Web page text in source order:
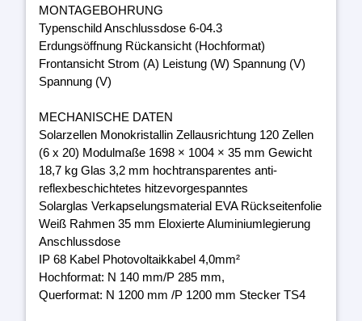
MONTAGEBOHRUNG
Typenschild Anschlussdose 6-04.3
Erdungsöffnung Rückansicht (Hochformat)
Frontansicht Strom (A) Leistung (W) Spannung (V)
Spannung (V)
MECHANISCHE DATEN
Solarzellen Monokristallin Zellausrichtung 120 Zellen
(6 x 20) Modulmaße 1698 × 1004 × 35 mm Gewicht
18,7 kg Glas 3,2 mm hochtransparentes anti-
reflexbeschichtetes hitzevorgespanntes
Solarglas Verkapselungsmaterial EVA Rückseitenfolie
Weiß Rahmen 35 mm Eloxierte Aluminiumlegierung
Anschlussdose
IP 68 Kabel Photovoltaikkabel 4,0mm²
Hochformat: N 140 mm/P 285 mm,
Querformat: N 1200 mm /P 1200 mm Stecker TS4